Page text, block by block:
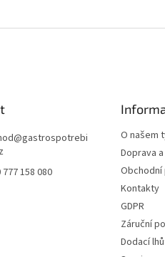
@gastrospotrebi
777 158 080
O našem
Doprava
Kontakty
GDPR
Záruční
Dodací